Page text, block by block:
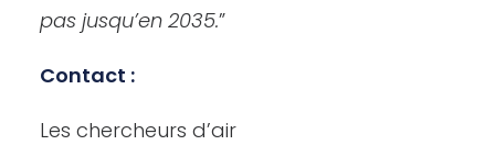
pas jusqu’en 2035.”
Contact :
Les chercheurs d’air